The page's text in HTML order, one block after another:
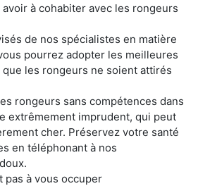
à cohabiter avec les rongeurs
de nos spécialistes en matière
pourrez adopter les meilleures
les rongeurs ne soient attirés
rongeurs sans compétences dans
extrêmement imprudent, qui peut
cher. Préservez votre santé
en téléphonant à nos
pas à vous occuper